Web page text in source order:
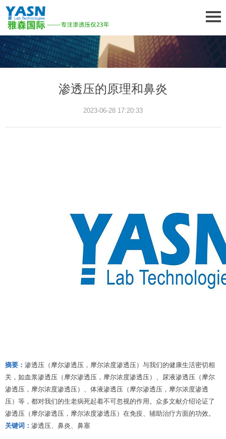
渗透压的原理和鼻炎
2023-06-28 17:20:33
摘要： 渗透压（摩尔渗透压，摩尔浓度渗透压）与我们的健康生活密切相
关，如血浆渗透压 （摩尔渗透压，摩尔浓度渗透压） 、尿液渗透压 （摩尔
渗透压，摩尔浓度渗透压） 、体液渗透压 （摩尔渗透压，摩尔浓度渗透
压） 等，都对我们的生老病死起着不可忽视的作用。众多文献介绍论证了
渗透压 （摩尔渗透压，摩尔浓度渗透压） 在免疫、辅助治疗方面的功效。
关键词： 渗透压、鼻炎、鼻塞